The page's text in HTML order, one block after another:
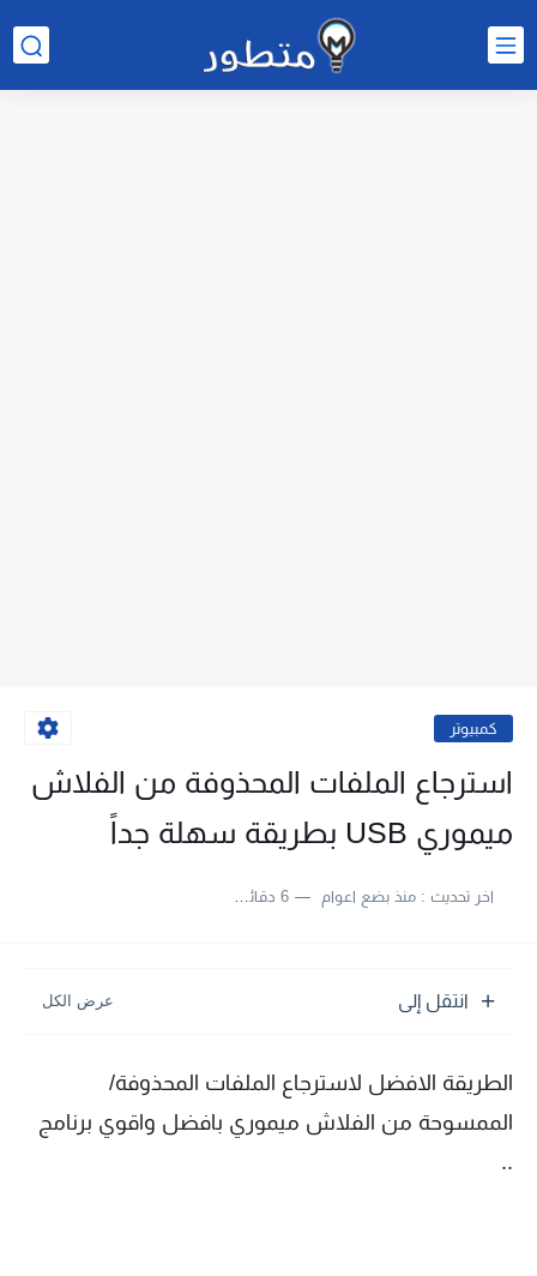
كمبيوتر
استرجاع الملفات المحذوفة من الفلاش
ميموري USB بطريقة سهلة جداً
اخر تحديث :منذ بضع اعوام 6 دقائق للقراءة
انتقل إلى
الطريقة الافضل لاسترجاع الملفات المحذوفة/
الممسوحة من الفلاش ميموري بافضل واقوي برنامج
..